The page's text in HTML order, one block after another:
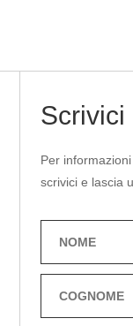
Scrivici
Per
scrivici e lascia